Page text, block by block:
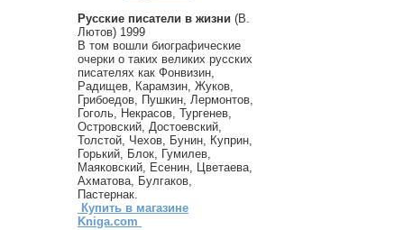
Русские писатели в жизни (В.
Лютов) 1999
В том вошли биографические
очерки о таких великих русских
писателях как Фонвизин,
Радищев, Карамзин, Жуков,
Грибоедов, Пушкин, Лермонтов,
Гоголь, Некрасов, Тургенев,
Островский, Достоевский,
Толстой, Чехов, Бунин, Куприн,
Горький, Блок, Гумилев,
Маяковский, Есенин, Цветаева,
Ахматова, Булгаков,
Пастернак.
Купить в магазине
Kniga.com